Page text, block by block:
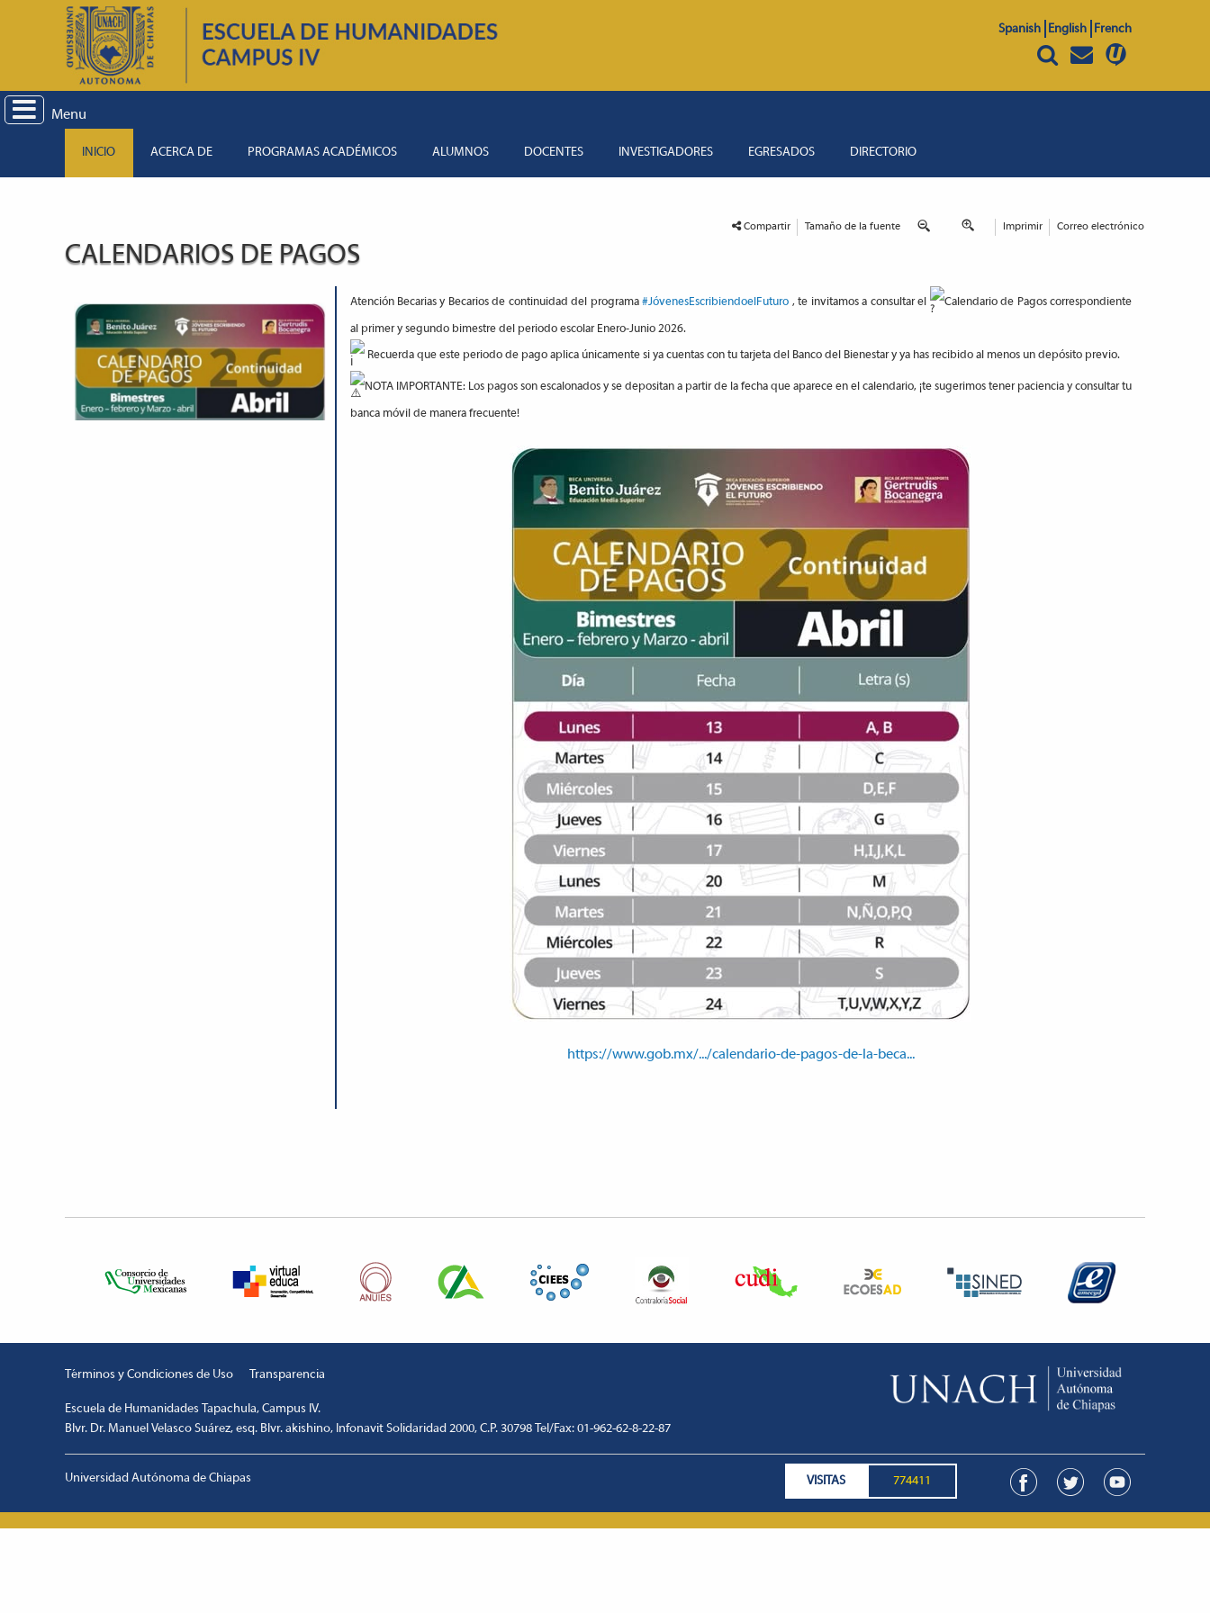
Spanish English French
Menu
INICIO ACERCA DE PROGRAMAS ACADÉMICOS ALUMNOS DOCENTES INVESTIGADORES EGRESADOS DIRECTORIO
Compartir Tamaño de la fuente Imprimir Correo electrónico
CALENDARIOS DE PAGOS
Atención Becarias y Becarios de continuidad del programa#JóvenesEscribiendoelFuturo , te invitamos a consultar el Calendario de Pagos correspondiente
al primer y segundo bimestre del periodo escolar Enero-Junio 2026.
Recuerda que este periodo de pago aplica únicamente si ya cuentas con tu tarjeta del Banco del Bienestar y ya has recibido al menos un depósito previo.
NOTA IMPORTANTE: Los pagos son escalonados y se depositan a partir de la fecha que aparece en el calendario, ¡te sugerimos tener paciencia y consultar tu
banca móvil de manera frecuente!
https://www.gob.mx/.../calendario-de-pagos-de-la-beca...
Términos y Condiciones de Uso Transparencia
Escuela de Humanidades Tapachula, Campus IV.
Blvr. Dr. Manuel Velasco Suárez, esq. Blvr. akishino, Infonavit Solidaridad 2000, C.P. 30798 Tel/Fax: 01-962-62-8-22-87
Universidad Autónoma de Chiapas
VISITAS 774411